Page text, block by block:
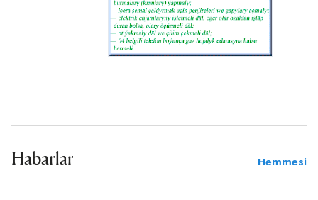
Habarlar Hemmesi